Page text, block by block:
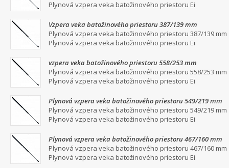
Plynová vzpera veka batožinového priestoru Ei
Vzpera veka batožinového priestoru 387/139 mm
Plynová vzpera veka batožinového priestoru 387/139 mm
Plynová vzpera veka batožinového priestoru Ei
vzpera veka batožinového priestoru 558/253 mm
Plynová vzpera veka batožinového priestoru 558/253 mm
Plynová vzpera veka batožinového priestoru Ei
Plynová vzpera veka batožinového priestoru 549/219 mm
Plynová vzpera veka batožinového priestoru 549/219 mm
Plynová vzpera veka batožinového priestoru Ei
Plynová vzpera veka batožinového priestoru 467/160 mm
Plynová vzpera veka batožinového priestoru 467/160 mm
Plynová vzpera veka batožinového priestoru Ei